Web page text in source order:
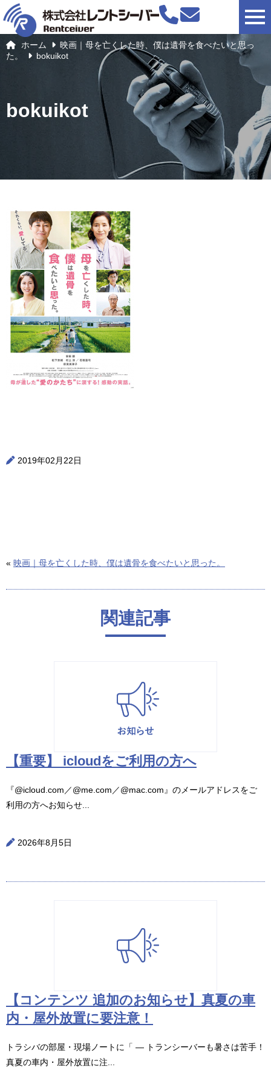
ホーム
映画｜母を亡くした時、僕は遺骨を食べたいと思っ
た。
bokuikot
bokuikot
2019年02月22日
« 映画｜母を亡くした時、僕は遺骨を食べたいと思った。
関連記事
【重要】 icloudをご利用の方へ
『@icloud.com／@me.com／@mac.com』のメールアドレスをご
利用の方へお知らせ...
2026年8月5日
【コンテンツ 追加のお知らせ】真夏の車
内・屋外放置に要注意！
トラシバの部屋・現場ノートに「 ― トランシーバーも暑さは苦手！
真夏の車内・屋外放置に注...